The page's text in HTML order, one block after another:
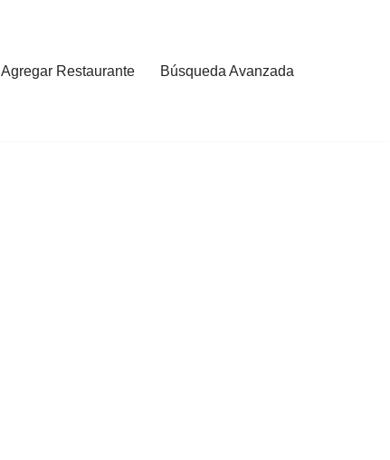
Agregar Restaurante Búsqueda Avanzada